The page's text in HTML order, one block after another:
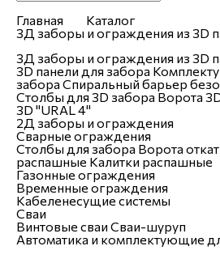
Главная
Каталог
3Д заборы и ограждения из 3D
3Д заборы и ограждения из 3D
3D панели для забора
забора Спиральный барьер
Столбы для 3D забора Ворота
3D "URAL 4"
2Д заборы и ограждения
Сварные ограждения
Столбы для забора Ворота
распашные Калитки распашные
Газонные ограждения
Временные ограждения
Кабеленесущие системы
Сваи
Винтовые сваи Сваи-шуруп
Автоматика и комплектующие